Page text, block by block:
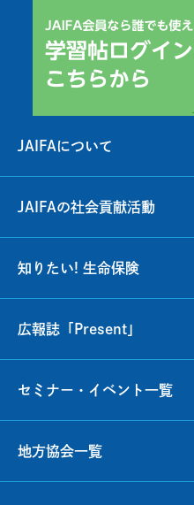
JAIFAについて
JAIFAの社会貢献活動
知りたい! 生命保険
広報誌「Present」
セミナー・イベント一覧
地方協会一覧